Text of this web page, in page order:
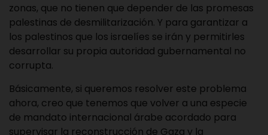
zonas, que no tienen que depender de las promesas
palestinas de desmilitarización. Y para garantizar a
los palestinos que los israelíes se irán y permitirles
desarrollar su propia autoridad gubernamental no
corrupta.
Básicamente, si queremos resolver este problema
ahora, creo que tenemos que volver a una especie
de mandato internacional árabe acordado para
supervisar la reconstrucción de Gaza y la